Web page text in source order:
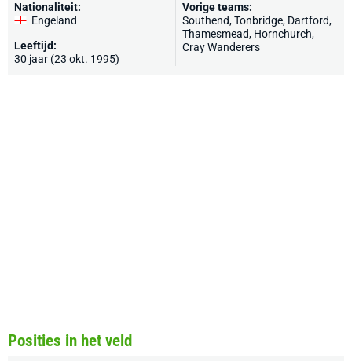
Nationaliteit:
Engeland
Leeftijd:
30 jaar (23 okt. 1995)
Vorige teams:
Southend,Tonbridge, Dartford,
Thamesmead, Hornchurch,
Cray Wanderers
Posities in het veld